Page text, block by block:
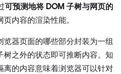
可预测地将 DOM 子树与网页的
页内容的渲染性能。
器页面的哪些部分封装为一组
树之外的状态即可推断内容。知
离的内容意味着浏览器可以针对